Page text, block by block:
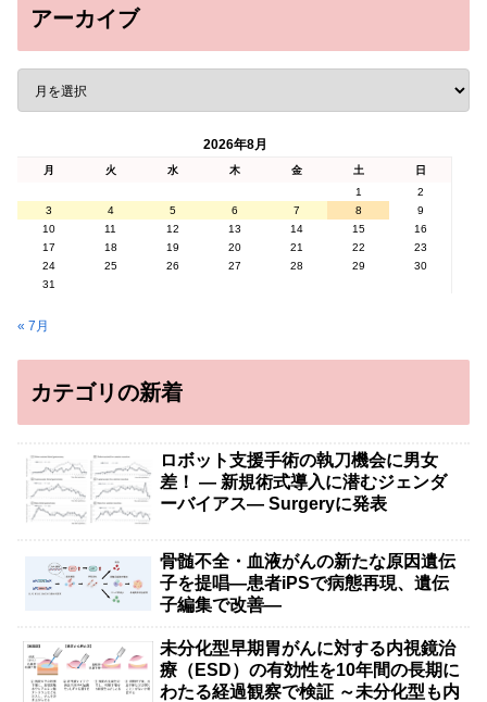
アーカイブ
2026年8月
月 火 水 木 金 土
日
1
2
3
4 5 6 7 8
9
10
11 12 13 14 15
16
17
18 19 20 21 22
23
24
25 26 27 28 29
30
31
« 7月
カテゴリの新着
ロボット支援手術の執刀機会に男女
差！ — 新規術式導入に潜むジェンダ
ーバイアス— Surgeryに発表
骨髄不全・血液がんの新たな原因遺伝
子を提唱―患者iPSで病態再現、遺伝
子編集で改善―
未分化型早期胃がんに対する内視鏡治
療（ESD）の有効性を10年間の長期に
わたる経過観察で検証 ～未分化型も内